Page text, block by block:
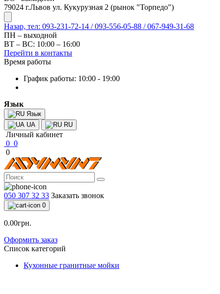
79024 г.Львов ул. Кукурузная 2 (рынок "Торпедо")
Назар, тел: 093-231-72-14 / 093-556-05-88 / 067-949-31-68
ПН – выходной
ВТ – ВС: 10:00 – 16:00
Перейти в контакты
Время работы
График работы: 10:00 - 19:00
Язык
Язык
UA
RU
Личный кабинет
0 0
0
050 307 32 33 Заказать звонок
0
0.00грн.
Оформить заказ
Список категорий
Кухонные гранитные мойки